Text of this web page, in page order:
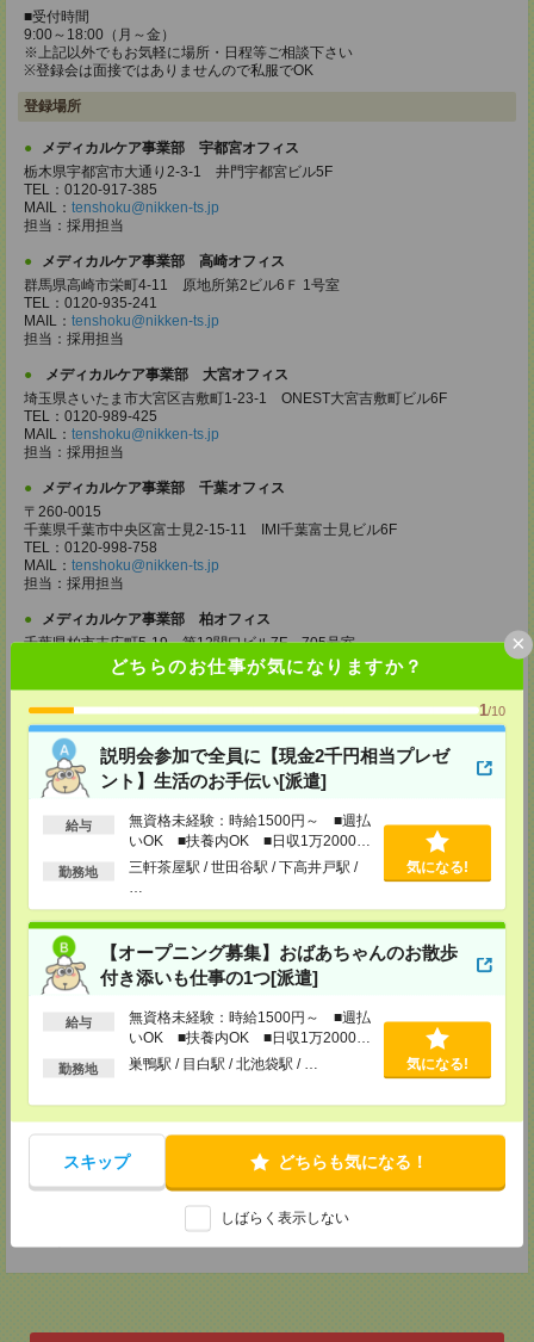
どちらのお仕事が気になりますか？
1/10
説明会参加で全員に【現金2千円相当プレゼ
ント】生活のお手伝い[派遣]
給与
無資格未経験：時給1500円～ ■週払
いOK ■扶養内OK ■日収1万2000円
以上
勤務地
三軒茶屋駅 / 世田谷駅 / 下高井戸駅 /
気になる!
【オープニング募集】おばあちゃんのお散歩
付き添いも仕事の1つ[派遣]
給与
無資格未経験：時給1500円～ ■週払
いOK ■扶養内OK ■日収1万2000円
以上
勤務地 巣鴨駅 / 目白駅 / 北池袋駅 / … 気になる!
スキップ どちらも気になる！
しばらく表示しない
×
■受付時間
9:00～18:00（月～金）
※上記以外でもお気軽に場所・日程等ご相談下さい
※登録会は面接ではありませんので私服でOK
登録場所
メディカルケア事業部 宇都宮オフィス
栃木県宇都宮市大通り2-3-1 井門宇都宮ビル5F
TEL：0120-917-385
MAIL： tenshoku@nikken-ts.jp
担当：採用担当
メディカルケア事業部 高崎オフィス
群馬県高崎市栄町4-11 原地所第2ビル6Ｆ 1号室
TEL：0120-935-241
MAIL： tenshoku@nikken-ts.jp
担当：採用担当
メディカルケア事業部 大宮オフィス
埼玉県さいたま市大宮区吉敷町1-23-1 ONEST大宮吉敷町ビル6F
TEL：0120-989-425
MAIL： tenshoku@nikken-ts.jp
担当：採用担当
メディカルケア事業部 千葉オフィス
〒260-0015
千葉県千葉市中央区富士見2-15-11 IMI千葉富士見ビル6F
TEL：0120-998-758
MAIL： tenshoku@nikken-ts.jp
担当：採用担当
メディカルケア事業部 柏オフィス
千葉県柏市末広町5-19 第12関口ビル7F 705号室
TEL：0120-935-218
tenshoku@nikken-ts.jp
メディカルケア事業部 新宿オフィス
東京都新宿区新宿2-3-10 新宿御苑ビル6階
TEL：0120-457-235
MAIL：tenshoku@nikken-ts.jp
メディカルケア事業部 立川事業所
東京都立川市錦町1-12-14
TEL：0120-934-200
MAIL：tenshoku@nikken-ts.jp
担当：採用担当
メディカルケア事業部 町田オフィス
東京都町田市森野1-7-23 大樹生命町田ビル6F
MAIL：tenshoku@nikken-ts.jp
メディカルケア事業部 横浜オフィス
TEL：0120-901-799
tenshoku@nikken-ts.jp
担当：採用担当